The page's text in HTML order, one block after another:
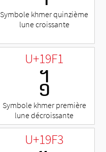
Symbole khmer quinzième
lune croissante
U+19F1
᧱
Symbole khmer première
lune décroissante
U+19F3